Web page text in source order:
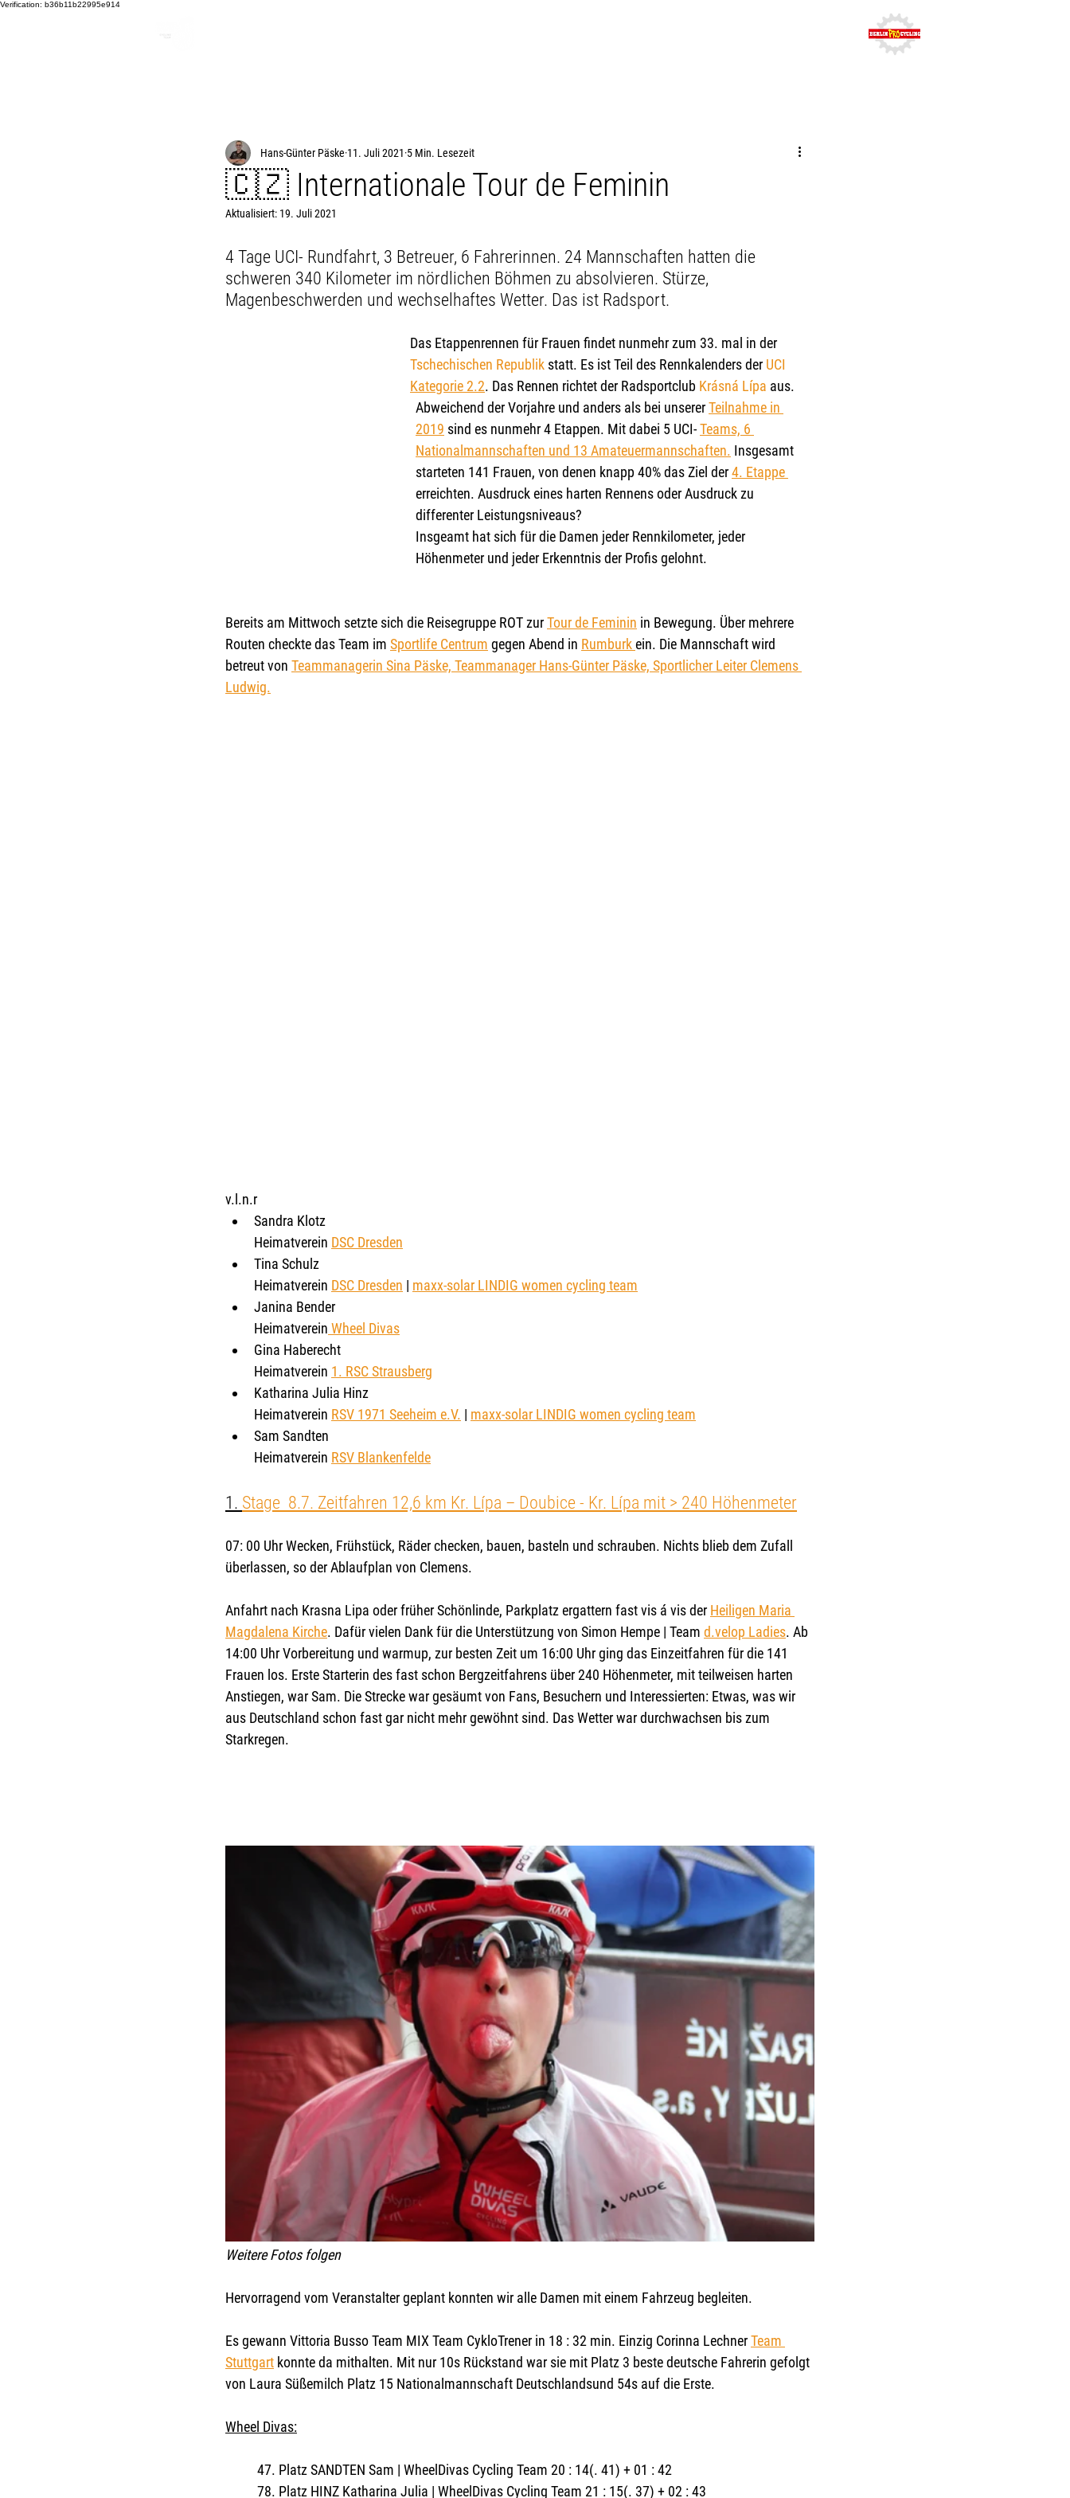
Verification: b36b11b22995e914
🇨🇿 Internationale Tour de Feminin
Hans-Günter Päske 11. Juli 2021 5 Min. Lesezeit
Aktualisiert: 19. Juli 2021
4 Tage UCI- Rundfahrt, 3 Betreuer, 6 Fahrerinnen. 24 Mannschaften hatten die
schweren 340 Kilometer im nördlichen Böhmen zu absolvieren. Stürze,
Magenbeschwerden und wechselhaftes Wetter. Das ist Radsport.
Das Etappenrennen für Frauen findet nunmehr zum 33. mal in der
Tschechischen Republik statt. Es ist Teil des Rennkalenders der UCI
Kategorie 2.2. Das Rennen richtet der Radsportclub Krásná Lípa aus.
Abweichend der Vorjahre und anders als bei unserer Teilnahme in
2019 sind es nunmehr 4 Etappen. Mit dabei 5 UCI- Teams, 6
Nationalmannschaften und 13 Amateuermannschaften. Insgesamt
starteten 141 Frauen, von denen knapp 40% das Ziel der 4. Etappe
erreichten. Ausdruck eines harten Rennens oder Ausdruck zu
differenter Leistungsniveaus?
Insgeamt hat sich für die Damen jeder Rennkilometer, jeder
Höhenmeter und jeder Erkenntnis der Profis gelohnt.
Bereits am Mittwoch setzte sich die Reisegruppe ROT zur Tour de Feminin in Bewegung. Über mehrere
Routen checkte das Team im Sportlife Centrum gegen Abend in Rumburk ein. Die Mannschaft wird
betreut von Teammanagerin Sina Päske, Teammanager Hans-Günter Päske, Sportlicher Leiter Clemens
Ludwig.
v.l.n.r
Sandra Klotz
Heimatverein DSC Dresden
Tina Schulz
Heimatverein DSC Dresden | maxx-solar LINDIG women cycling team
Janina Bender
Heimatverein Wheel Divas
Gina Haberecht
Heimatverein 1. RSC Strausberg
Katharina Julia Hinz
Heimatverein RSV 1971 Seeheim e.V. | maxx-solar LINDIG women cycling team
Sam Sandten
Heimatverein RSV Blankenfelde
1. Stage  8.7. Zeitfahren 12,6 km Kr. Lípa – Doubice - Kr. Lípa mit > 240 Höhenmeter
07: 00 Uhr Wecken, Frühstück, Räder checken, bauen, basteln und schrauben. Nichts blieb dem Zufall
überlassen, so der Ablaufplan von Clemens.
Anfahrt nach Krasna Lipa oder früher Schönlinde, Parkplatz ergattern fast vis á vis der Heiligen Maria
Magdalena Kirche. Dafür vielen Dank für die Unterstützung von Simon Hempe | Team d.velop Ladies. Ab
14:00 Uhr Vorbereitung und warmup, zur besten Zeit um 16:00 Uhr ging das Einzeitfahren für die 141
Frauen los. Erste Starterin des fast schon Bergzeitfahrens über 240 Höhenmeter, mit teilweisen harten
Anstiegen, war Sam. Die Strecke war gesäumt von Fans, Besuchern und Interessierten: Etwas, was wir
aus Deutschland schon fast gar nicht mehr gewöhnt sind. Das Wetter war durchwachsen bis zum
Starkregen.
Weitere Fotos folgen
Hervorragend vom Veranstalter geplant konnten wir alle Damen mit einem Fahrzeug begleiten.
Es gewann Vittoria Busso Team MIX Team CykloTrener in 18 : 32 min. Einzig Corinna Lechner Team
Stuttgart konnte da mithalten. Mit nur 10s Rückstand war sie mit Platz 3 beste deutsche Fahrerin gefolgt
von Laura Süßemilch Platz 15 Nationalmannschaft Deutschlandsund 54s auf die Erste.
Wheel Divas:
47. Platz SANDTEN Sam | WheelDivas Cycling Team 20 : 14(. 41) + 01 : 42
78. Platz HINZ Katharina Julia | WheelDivas Cycling Team 21 : 15(. 37) + 02 : 43